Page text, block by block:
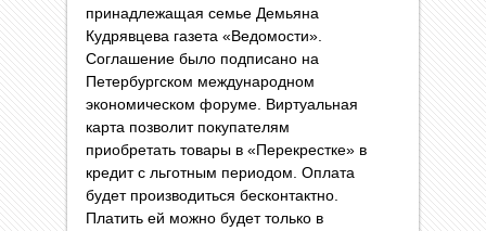
принадлежащая семье Демьяна
Кудрявцева газета «Ведомости».
Соглашение было подписано на
Петербургском международном
экономическом форуме. Виртуальная
карта позволит покупателям
приобретать товары в «Перекрестке» в
кредит с льготным периодом. Оплата
будет производиться бесконтактно.
Платить ей можно будет только в